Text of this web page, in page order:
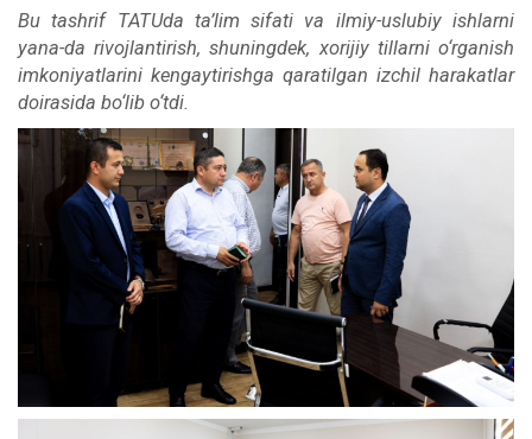
Bu tashrif TATUda ta’lim sifati va ilmiy-uslubiy ishlarni
yana-da rivojlantirish, shuningdek, xorijiy tillarni o‘rganish
imkoniyatlarini kengaytirishga qaratilgan izchil harakatlar
doirasida bo‘lib o‘tdi.